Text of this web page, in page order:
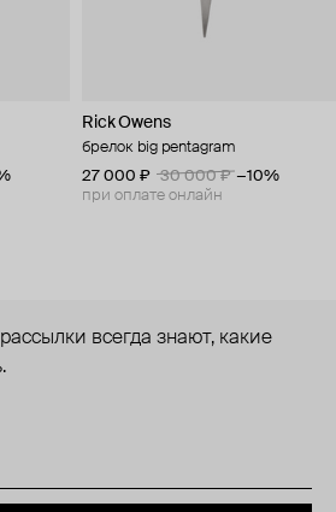
Rick Owens
брелок big pentagram
27 000 ₽
30 000 ₽ −10%
при оплате онлайн
всегда знают, какие